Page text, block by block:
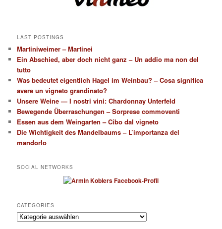
LAST POSTINGS
Martiniweimer – Martinei
Ein Abschied, aber doch nicht ganz – Un addio ma non del
tutto
Was bedeutet eigentlich Hagel im Weinbau? – Cosa significa
avere un vigneto grandinato?
Unsere Weine — I nostri vini: Chardonnay Unterfeld
Bewegende Überraschungen – Sorprese commoventi
Essen aus dem Weingarten – Cibo dal vigneto
Die Wichtigkeit des Mandelbaums – L’importanza del
mandorlo
SOCIAL NETWORKS
CATEGORIES
Categories